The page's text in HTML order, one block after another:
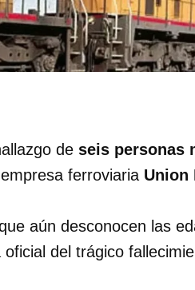
de seis personas
ferroviaria Union
aún desconocen las
oficial del trágico